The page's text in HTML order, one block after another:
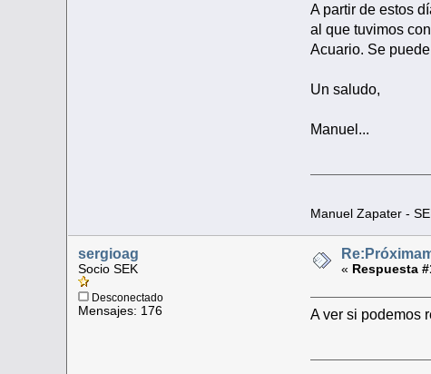
A partir de estos
al que tuvimos
Acuario. Se
Un saludo,
Manuel...
Manuel Zapater -
sergioag
Socio SEK
Desconectado
Mensajes: 176
« Respuesta
A ver si podemos